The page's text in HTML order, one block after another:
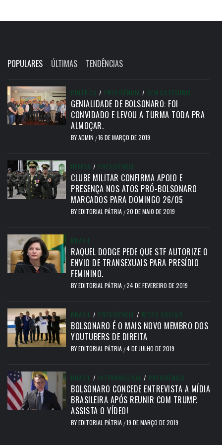
POPULARES ÚLTIMAS TENDÊNCIAS
POLÍTICA / PRESIDÊNCIA / SEM CATEGORIA
GENIALIDADE DE BOLSONARO: FOI
CONVIDADO E LEVOU A TURMA TODA PRA
ALMOÇAR.
BYADMIN /16 DE MARÇO DE 2019
DEFESA / PRESIDÊNCIA
CLUBE MILITAR CONFIRMA APOIO E
PRESENÇA NOS ATOS PRÓ-BOLSONARO
MARCADOS PARA DOMINGO 26/05
BYEDITORIAL PÁTRIA /20 DE MAIO DE 2019
BRASIL
RAQUEL DODGE PEDE QUE STF AUTORIZE O
ENVIO DE TRANSEXUAIS PARA PRESÍDIO
FEMININO.
BYEDITORIAL PÁTRIA /24 DE FEVEREIRO DE 2019
BRASIL / PRESIDÊNCIA / REDES SOCIAIS
BOLSONARO É O MAIS NOVO MEMBRO DOS
YOUTUBERS DE DIREITA
BYEDITORIAL PÁTRIA /4 DE JULHO DE 2019
BRASIL / INTERNACIONAL / PRESIDÊNCIA
BOLSONARO CONCEDE ENTREVISTA A MÍDIA
BRASILEIRA APÓS REUNIR COM TRUMP.
ASSISTA O VÍDEO!
BYEDITORIAL PÁTRIA /19 DE MARÇO DE 2019